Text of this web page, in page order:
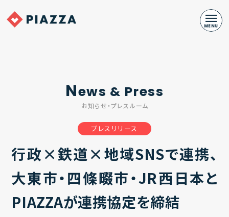
News & Press
お知らせ・プレスルーム
プレスリリース
行政×鉄道×地域SNSで連携、
大東市・四條畷市・JR西日本と
PIAZZAが連携協定を締結